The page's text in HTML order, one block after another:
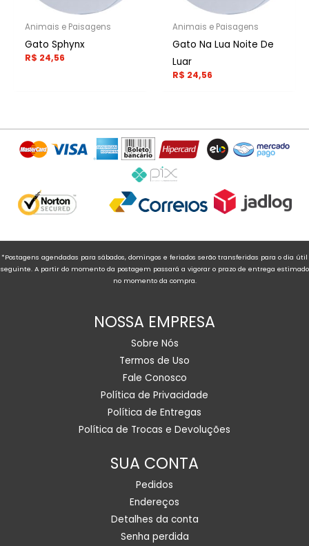
Animais e Paisagens
Gato Sphynx
R$ 24,56
Animais e Paisagens
Gato Na Lua Noite De
Luar
R$ 24,56
*Postagens agendadas para sábados, domingos e feriados serão transferidas para o dia útil
seguinte. A partir do momento da postagem passará a vigorar o prazo de entrega estimado
no momento da compra.
NOSSA EMPRESA
Sobre Nós
Termos de Uso
Fale Conosco
Política de Privacidade
Política de Entregas
Política de Trocas e Devoluções
SUA CONTA
Pedidos
Endereços
Detalhes da conta
Senha perdida